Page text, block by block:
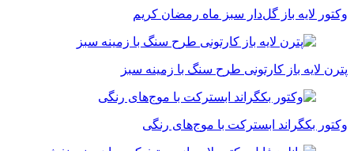
وکتور لایه باز گل‌دار سبز ماه رمضان کریم
پترن لایه باز کارتونی طرح سنگ‌ با زمینه سبز
وکتور بکگراند ابسترکت با موج‌های رنگی